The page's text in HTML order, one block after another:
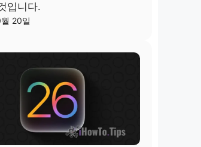
입니다.
20일